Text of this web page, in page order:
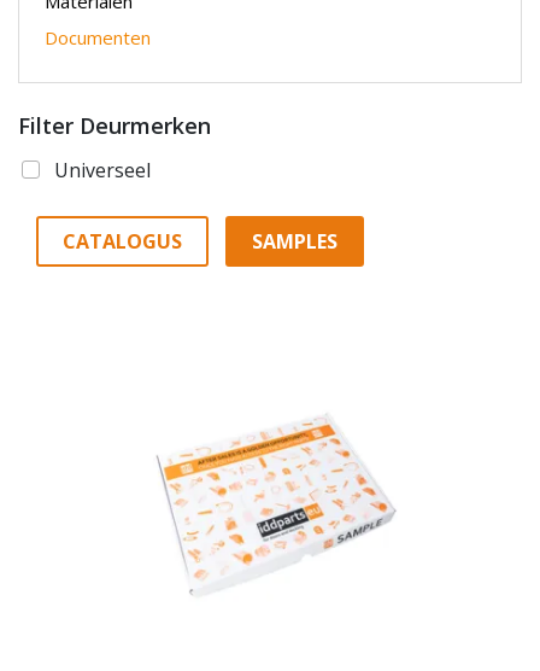
Documenten
Filter Deurmerken
Universeel
CATALOGUS SAMPLES